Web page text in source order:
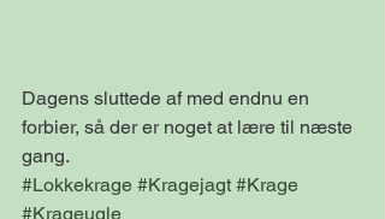
Dagens sluttede af med endnu en
forbier, så der er noget at lære til næste
gang.
#Lokkekrage #Kragejagt #Krage
#Krageugle